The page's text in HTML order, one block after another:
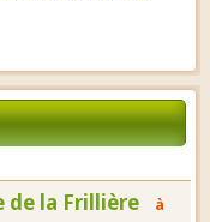
de la Frillière
à